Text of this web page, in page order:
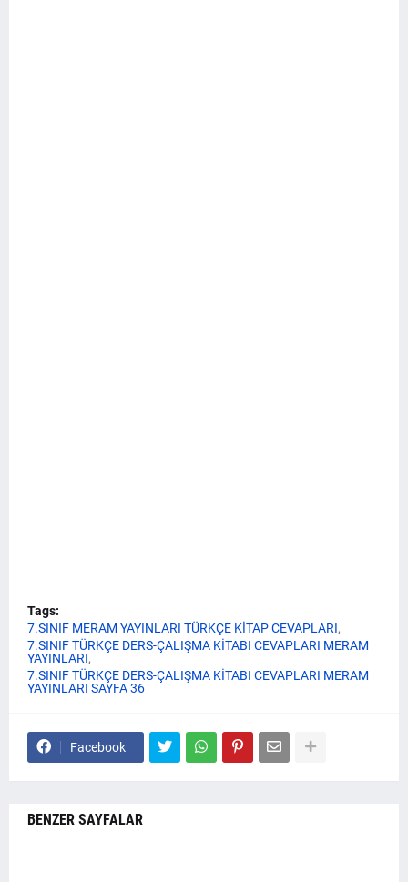
Tags:
7.SINIF MERAM YAYINLARI TÜRKÇE KİTAP CEVAPLARI
7.SINIF TÜRKÇE DERS-ÇALIŞMA KİTABI CEVAPLARI MERAM
YAYINLARI
7.SINIF TÜRKÇE DERS-ÇALIŞMA KİTABI CEVAPLARI MERAM
YAYINLARI SAYFA 36
Facebook
BENZER SAYFALAR